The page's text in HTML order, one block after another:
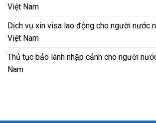
Việt Nam
Dịch vụ xin visa lao động cho người nước
Việt Nam
Thủ tục bảo lãnh nhập cảnh cho người
Nam